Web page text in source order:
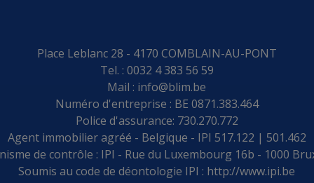
Place Leblanc 28 - 4170 COMBLAIN-AU-PONT
Tel. : 0032 4 383 56 59
Mail : info@blim.be
Numéro d'entreprise : BE 0871.383.464
Police d'assurance: 730.270.772
Agent immobilier agréé - Belgique - IPI 517.122 | 501.462
de contrôle : IPI - Rue du Luxembourg 16b - 1000
Soumis au code de déontologie IPI : http://www.ipi.be